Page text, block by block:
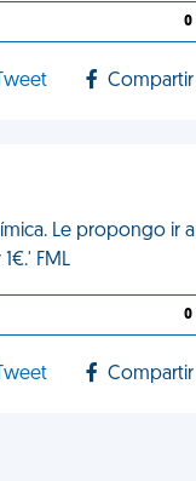
0
Tweet Compartir
Le propongo ir a
FML
0
Tweet Compartir